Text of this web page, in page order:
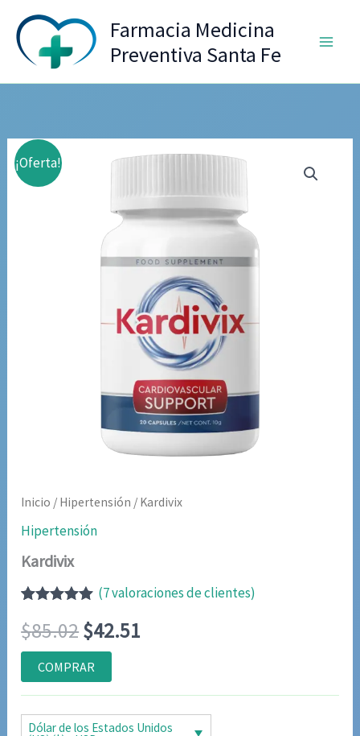
contenido
Farmacia Medicina
Preventiva Santa Fe
¡Oferta!
Inicio / Hipertensión / Kardivix
Hipertensión
Kardivix
con5.00de
5 en base a
valoraciones
de clientes
(7valoraciones de clientes)
$85.02El
precio
original
$42.51
actual
COMPRAR
Dólar de los Estados Unidos